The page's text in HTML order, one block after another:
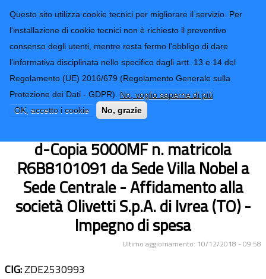
Questo sito utilizza cookie tecnici per migliorare il servizio. Per
l'installazione di cookie tecnici non è richiesto il preventivo
consenso degli utenti, mentre resta fermo l'obbligo di dare
l'informativa disciplinata nello specifico dagli artt. 13 e 14 del
Regolamento (UE) 2016/679 (Regolamento Generale sulla
Protezione dei Dati - GDPR). No, voglio saperne di più
OK, accetto i cookie
No, grazie
Provincia di
Imperia
CONTATTI-URP
TRASPARENZA
Form di ricerca
Servizio di spostamento della
fotocopiatrice Convenzione Consip
d-Copia 5000MF n. matricola
R6B8101091 da Sede Villa Nobel a
Sede Centrale - Affidamento alla
società Olivetti S.p.A. di Ivrea (TO) -
Impegno di spesa
Ultimo aggiornamento: 10/12/2018 - 09:58
CIG:ZDE2530993